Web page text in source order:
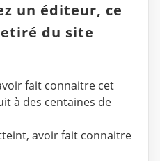
un éditeur, ce
du site
fait connaitre cet
à des centaines de
avoir fait connaitre